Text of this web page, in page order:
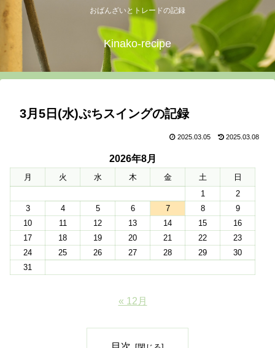
おばんざいとトレードの記録
Kinako-recipe
3月5日(水)ぷちスイングの記録
2025.03.05 2025.03.08
2026年8月
月 火 水 木 金 土
日
1
2
3
4 5 6 7 8
9
10
11 12 13 14 15
16
17
18 19 20 21 22
23
24
25 26 27 28 29
30
31
« 12月